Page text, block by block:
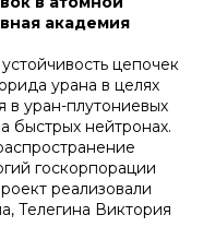
академия
цепочек
урана в целях
в уран-плутониевых
быстрых нейтронах.
госкорпорации
реализовали
Телегина Виктория